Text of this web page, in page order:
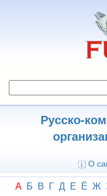
Русско-
О
А Б В Г Д Е Ё Ж